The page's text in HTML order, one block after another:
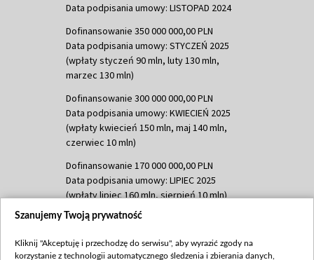
Data podpisania umowy: LISTOPAD 2024
Dofinansowanie 350 000 000,00 PLN
Data podpisania umowy: STYCZEŃ 2025
(wpłaty styczeń 90 mln, luty 130 mln,
marzec 130 mln)
Dofinansowanie 300 000 000,00 PLN
Data podpisania umowy: KWIECIEŃ 2025
(wpłaty kwiecień 150 mln, maj 140 mln,
czerwiec 10 mln)
Dofinansowanie 170 000 000,00 PLN
Data podpisania umowy: LIPIEC 2025
(wpłaty lipiec 160 mln, sierpień 10 mln)
Dofinansowanie 60 000 000,00 PLN
(wpłata wrzesień 60 mln)
Szanujemy Twoją prywatność
Kliknij "Akceptuję i przechodzę do serwisu", aby wyrazić zgody na
korzystanie z technologii automatycznego śledzenia i zbierania danych,